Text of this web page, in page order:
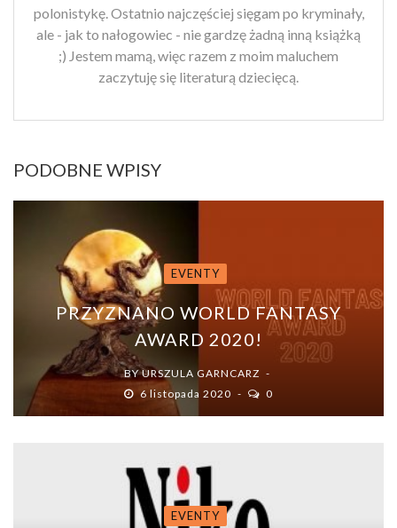
polonistykę. Ostatnio najczęściej sięgam po kryminały,
ale - jak to nałogowiec - nie gardzę żadną inną książką
;) Jestem mamą, więc razem z moim maluchem
zaczytuję się literaturą dziecięcą.
PODOBNE WPISY
EVENTY
PRZYZNANO WORLD FANTASY
AWARD 2020!
BYURSZULA GARNCARZ
6 listopada 2020
0
EVENTY